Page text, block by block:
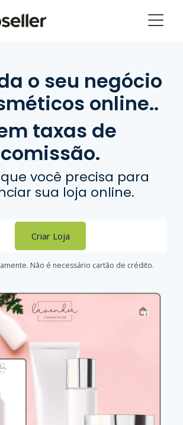
o seu negócio
online..
taxas de
comissão.
você precisa para
sua loja online.
Criar Loja
Não é necessário cartão de crédito.